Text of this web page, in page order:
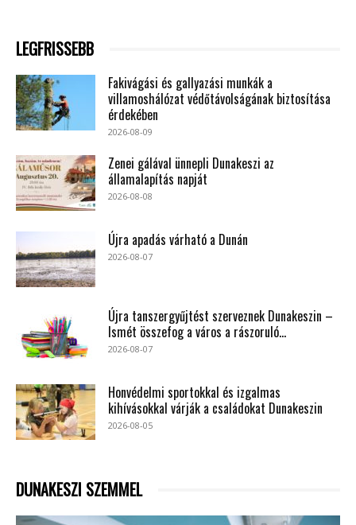
LEGFRISSEBB
Fakivágási és gallyazási munkák a
villamoshálózat védőtávolságának biztosítása
érdekében
2026-08-09
Zenei gálával ünnepli Dunakeszi az
államalapítás napját
2026-08-08
Újra apadás várható a Dunán
2026-08-07
Újra tanszergyűjtést szerveznek Dunakeszin –
Ismét összefog a város a rászoruló...
2026-08-07
Honvédelmi sportokkal és izgalmas
kihívásokkal várják a családokat Dunakeszin
2026-08-05
DUNAKESZI SZEMMEL